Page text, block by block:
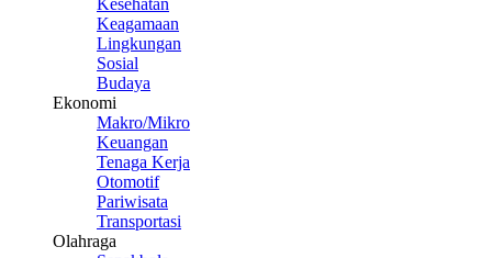
Kesehatan
Keagamaan
Lingkungan
Sosial
Budaya
Ekonomi
Makro/Mikro
Keuangan
Tenaga Kerja
Otomotif
Pariwisata
Transportasi
Olahraga